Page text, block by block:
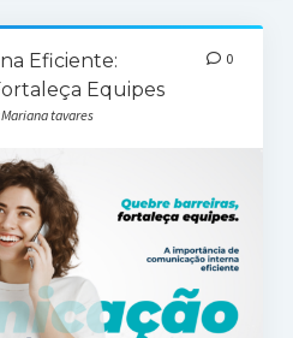
Eficiente:
Equipes
tavares
0